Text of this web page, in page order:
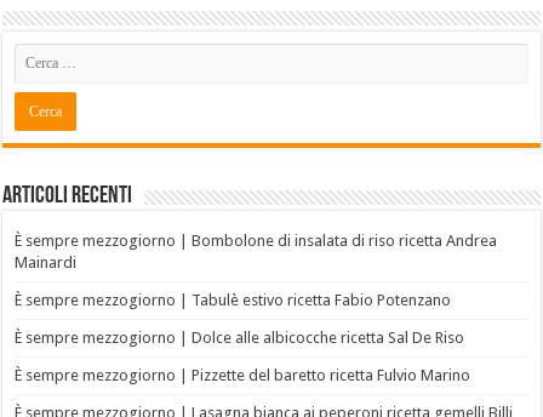
Articoli recenti
È sempre mezzogiorno | Bombolone di insalata di riso ricetta Andrea
Mainardi
È sempre mezzogiorno | Tabulè estivo ricetta Fabio Potenzano
È sempre mezzogiorno | Dolce alle albicocche ricetta Sal De Riso
È sempre mezzogiorno | Pizzette del baretto ricetta Fulvio Marino
È sempre mezzogiorno | Lasagna bianca ai peperoni ricetta gemelli Billi